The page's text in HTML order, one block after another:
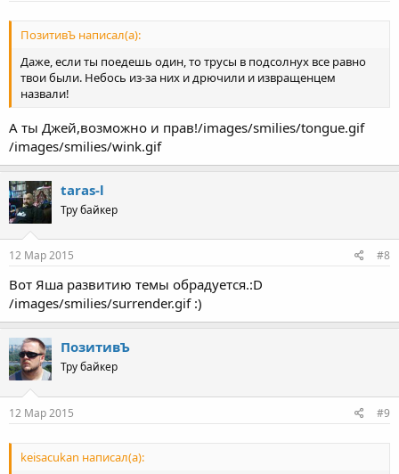
ПозитивЪ написал(а):
Даже, если ты поедешь один, то трусы в подсолнух все равно
твои были. Небось из-за них и дрючили и извращенцем
назвали!
А ты Джей,возможно и прав!/images/smilies/tongue.gif
/images/smilies/wink.gif
taras-l
Тру байкер
12 Мар 2015 #8
Вот Яша развитию темы обрадуется.:D
/images/smilies/surrender.gif :)
ПозитивЪ
Тру байкер
12 Мар 2015 #9
keisacukan написал(а):